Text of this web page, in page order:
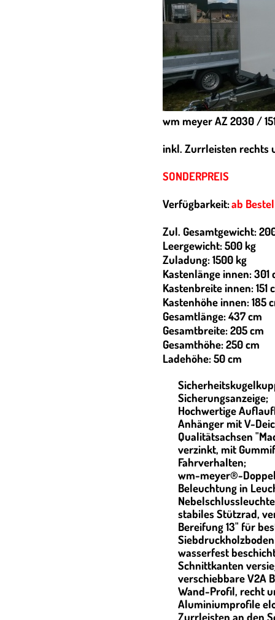
wm meyer AZ 2030 /
inkl. Zurrleisten rechts
SONDERPREIS
Verfügbarkeit:ab
Zul. Gesamtgewicht:
Leergewicht: 500 kg
Zuladung: 1500 kg
Kastenlänge innen: 301
Kastenbreite innen: 151
Kastenhöhe innen: 185
Gesamtlänge: 437 cm
Gesamtbreite: 205 cm
Gesamthöhe: 250 cm
Ladehöhe: 50 cm
Sicherungsanzeige;
Hochwertige
Anhänger mit V-
Qualitätsachsen
verzinkt, mit
Fahrverhalten;
wm-meyer®-
Beleuchtung in
stabiles Stützrad,
Bereifung 13" für
wasserfest
Schnittkanten
verschiebbare V2A
Wand-Profil, recht
Aluminiumprofile
Zurrleisten an den